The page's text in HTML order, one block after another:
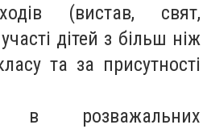
(вистав, свят,
дітей з більш ніж
та за присутності
в розважальних